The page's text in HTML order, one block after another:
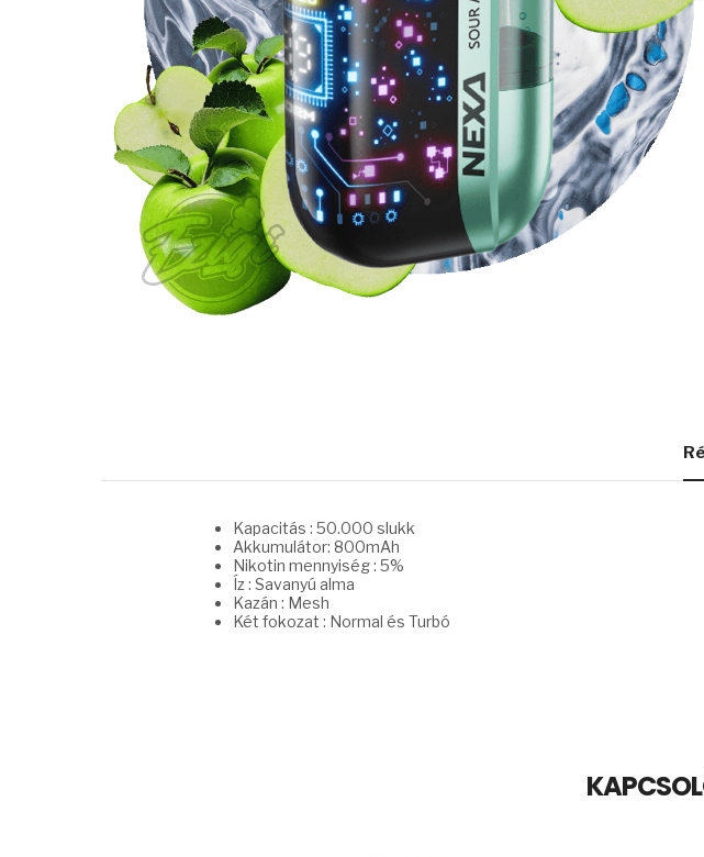
Kapacitás : 50.000 slukk
Akkumulátor: 800mAh
Nikotin mennyiség : 5%
Íz : Savanyú alma
Kazán : Mesh
Két fokozat : Normal és Turbó